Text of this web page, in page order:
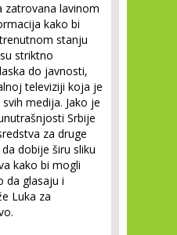
zatrovana lavinom
kako bi
stanju
striktno
do javnosti,
televiziji koja je
medija. Jako je
Srbije
za druge
dobije širu sliku
kako bi mogli
da glasaju i
Luka za